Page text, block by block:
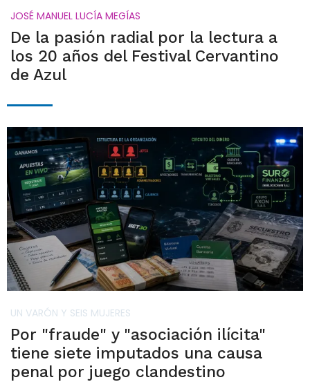
JOSÉ MANUEL LUCÍA MEGÍAS
De la pasión radial por la lectura a
los 20 años del Festival Cervantino
de Azul
UN VARÓN Y SEIS MUJERES
Por "fraude" y "asociación ilícita"
tiene siete imputados una causa
penal por juego clandestino